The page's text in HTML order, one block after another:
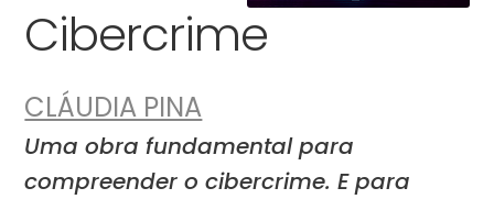
Cibercrime
CLÁUDIA PINA
Uma obra fundamental para
compreender o cibercrime. E para